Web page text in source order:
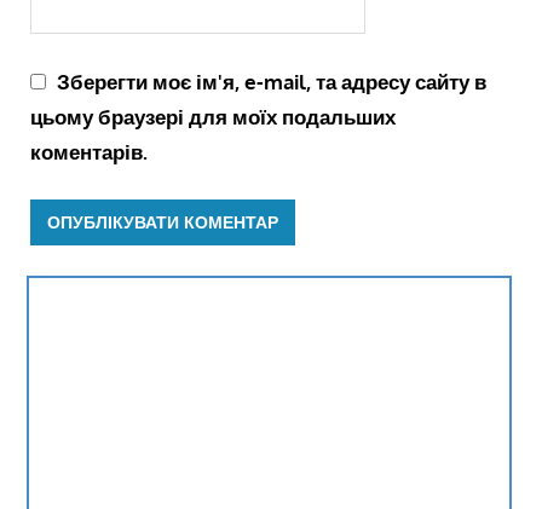
Зберегти моє ім'я, e-mail, та адресу сайту в
цьому браузері для моїх подальших
коментарів.